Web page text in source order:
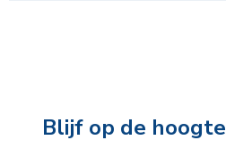
Blijf op de hoogte